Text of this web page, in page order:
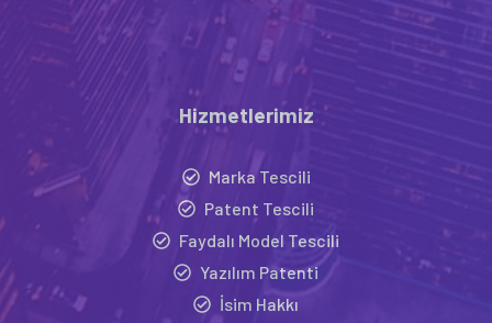
Hizmetlerimiz
Marka Tescili
Patent Tescili
Faydalı Model Tescili
Yazılım Patenti
İsim Hakkı